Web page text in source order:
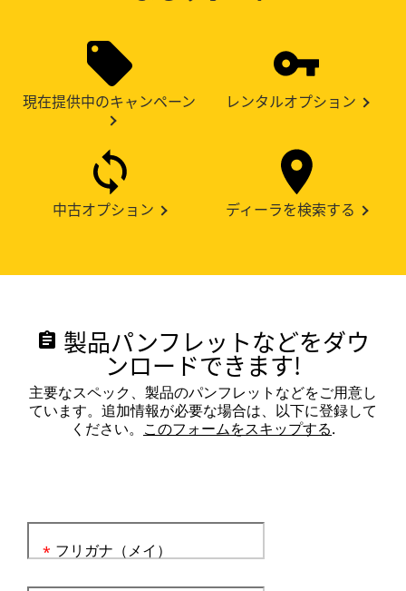
現在提供中のキャンペーン レンタルオプション
中古オプション ディーラを検索する
assignment 製品パンフレットなどをダウ
ンロードできます!
主要なスペック、製品のパンフレットなどをご用意し
ています。追加情報が必要な場合は、以下に登録して
ください。 このフォームをスキップする.
フリガナ（メイ）
*